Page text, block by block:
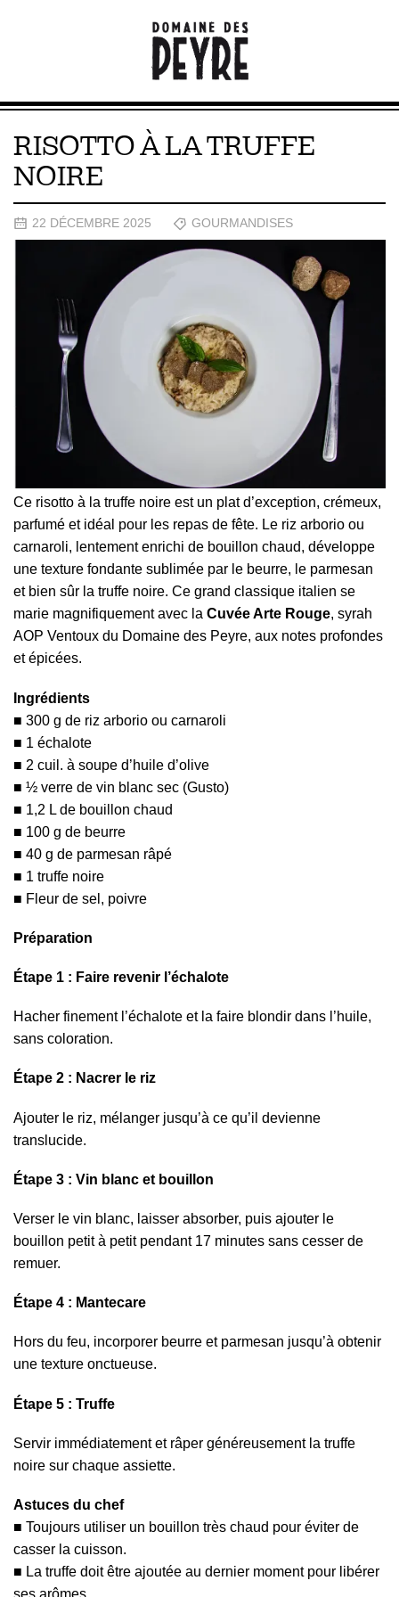
RISOTTO À LA TRUFFE
NOIRE
22 DÉCEMBRE 2025 GOURMANDISES
Ce risotto à la truffe noire est un plat d’exception, crémeux,
parfumé et idéal pour les repas de fête. Le riz arborio ou
carnaroli, lentement enrichi de bouillon chaud, développe
une texture fondante sublimée par le beurre, le parmesan
et bien sûr la truffe noire. Ce grand classique italien se
marie magnifiquement avec la Cuvée Arte Rouge, syrah
AOP Ventoux du Domaine des Peyre, aux notes profondes
et épicées.
Ingrédients
300 g de riz arborio ou carnaroli
1 échalote
2 cuil. à soupe d’huile d’olive
½ verre de vin blanc sec (Gusto)
1,2 L de bouillon chaud
100 g de beurre
40 g de parmesan râpé
1 truffe noire
Fleur de sel, poivre
Préparation
Étape 1 : Faire revenir l’échalote
Hacher finement l’échalote et la faire blondir dans l’huile,
sans coloration.
Étape 2 : Nacrer le riz
Ajouter le riz, mélanger jusqu’à ce qu’il devienne
translucide.
Étape 3 : Vin blanc et bouillon
Verser le vin blanc, laisser absorber, puis ajouter le
bouillon petit à petit pendant 17 minutes sans cesser de
remuer.
Étape 4 : Mantecare
Hors du feu, incorporer beurre et parmesan jusqu’à obtenir
une texture onctueuse.
Étape 5 : Truffe
Servir immédiatement et râper généreusement la truffe
noire sur chaque assiette.
Astuces du chef
Toujours utiliser un bouillon très chaud pour éviter de
casser la cuisson.
La truffe doit être ajoutée au dernier moment pour libérer
ses arômes.